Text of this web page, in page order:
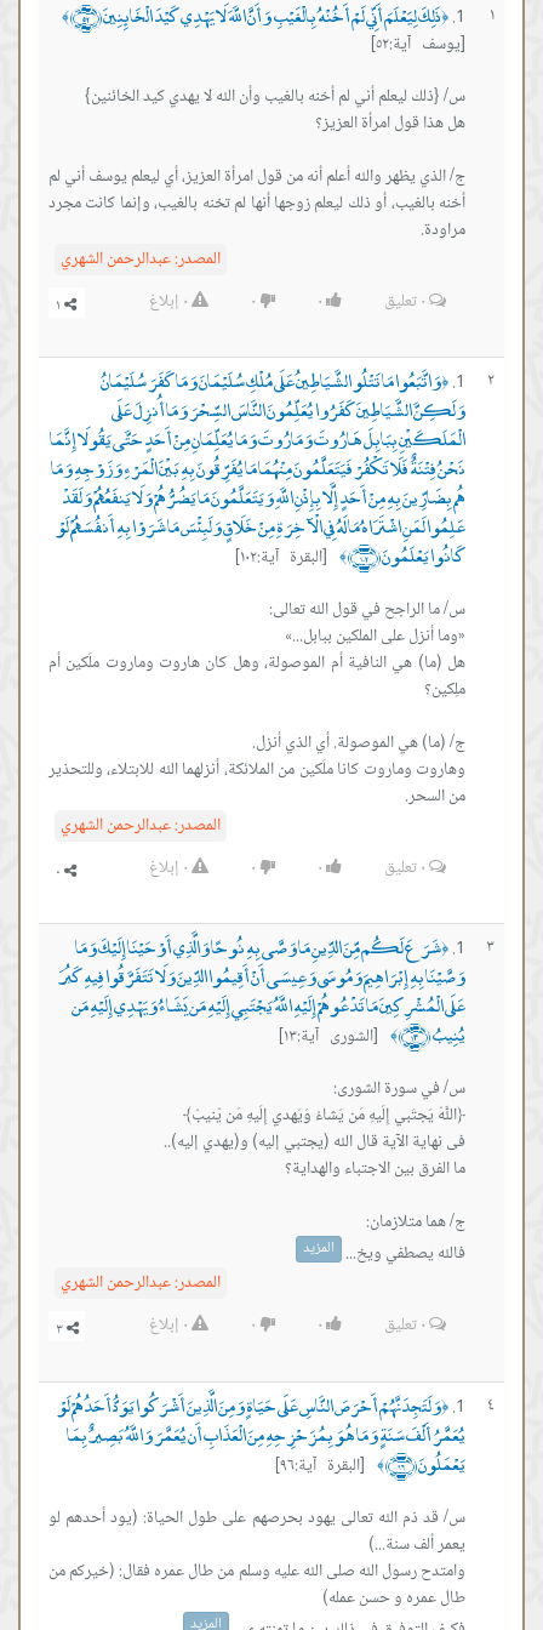
١ ﴿ذَلِكَ لِيَعْلَمَ أَنِّي لَمْ أَخُنْهُ بِالْغَيْبِ وَأَنَّ اللَّهَ لَا يَهْدِي كَيْدَ الْخَائِنِينَ ﴿٥٢﴾ ﴾
[يوسف آية:٥٢]
ج/ الذي يظهر والله أعلم أنه من قول امرأة العزيز، أي ليعلم يوسف أني لم
أخنه بالغيب، أو ذلك ليعلم زوجها أنها لم تخنه بالغيب، وإنما كانت مجرد
مراودة.
المصدر:عبدالرحمن الشهري
٠تعليق ٠ ٠ ٠ إبلاغ
٢ ﴿وَاتَّبَعُوا مَا تَتْلُو الشَّيَاطِينُ عَلَى مُلْكِ سُلَيْمَانَ وَمَا كَفَرَ سُلَيْمَانُ
وَلَكِنَّ الشَّيَاطِينَ كَفَرُوا يُعَلِّمُونَ النَّاسَ السِّحْرَ وَمَا أُنزِلَ عَلَى
الْمَلَكَيْنِ بِبَابِلَ هَارُوتَ وَمَارُوتَ وَمَا يُعَلِّمَانِ مِنْ أَحَدٍ حَتَّى يَقُولَا إِنَّمَا
نَحْنُ فِتْنَةٌ فَلَا تَكْفُرْ فَيَتَعَلَّمُونَ مِنْهُمَا مَا يُفَرِّقُونَ بِهِ بَيْنَ الْمَرْءِ وَزَوْجِهِ وَمَا
هُم بِضَارِّينَ بِهِ مِنْ أَحَدٍ إِلَّا بِإِذْنِ اللَّهِ وَيَتَعَلَّمُونَ مَا يَضُرُّهُمْ وَلَا يَنفَعُهُمْ وَلَقَدْ
عَلِمُوا لَمَنِ اشْتَرَاهُ مَا لَهُ فِي الْآخِرَةِ مِنْ خَلَاقٍ وَلَبِئْسَ مَا شَرَوْا بِهِ أَنفُسَهُمْ لَوْ
كَانُوا يَعْلَمُونَ ﴿١٠٢﴾ ﴾
[البقرة آية:١٠٢]
هل (ما) هي النافية أم الموصولة، وهل كان هاروت وماروت ملَكين أم
وهاروت وماروت كانا ملَكين من الملائكة، أنزلهما الله للابتلاء، وللتحذير
من السحر.
المصدر:عبدالرحمن الشهري
٠تعليق ٠ ٠ ٠ إبلاغ
٣ ﴿شَرَعَ لَكُم مِّنَ الدِّينِ مَا وَصَّى بِهِ نُوحًا وَالَّذِي أَوْحَيْنَا إِلَيْكَ وَمَا
وَصَّيْنَا بِهِ إِبْرَاهِيمَ وَمُوسَى وَعِيسَى أَنْ أَقِيمُوا الدِّينَ وَلَا تَتَفَرَّقُوا فِيهِ كَبُرَ
عَلَى الْمُشْرِكِينَ مَا تَدْعُوهُمْ إِلَيْهِ اللَّهُ يَجْتَبِي إِلَيْهِ مَن يَشَاءُ وَيَهْدِي إِلَيْهِ مَن
يُنِيبُ ﴿١٣﴾ ﴾
[الشورى آية:١٣]
فالله يصطفي ويخ... المزيد
المصدر:عبدالرحمن الشهري
٠تعليق ٠ ٠ ٠ إبلاغ
٤ ﴿وَلَتَجِدَنَّهُمْ أَحْرَصَ النَّاسِ عَلَى حَيَاةٍ وَمِنَ الَّذِينَ أَشْرَكُوا يَوَدُّ أَحَدُهُمْ لَوْ
يُعَمَّرُ أَلْفَ سَنَةٍ وَمَا هُوَ بِمُزَحْزِحِهِ مِنَ الْعَذَابِ أَن يُعَمَّرَ وَاللَّهُ بَصِيرٌ بِمَا
يَعْمَلُونَ ﴿٩٦﴾ ﴾
[البقرة آية:٩٦]
س/ قد ذم الله تعالى يهود بحرصهم على طول الحياة: (يود أحدهم لو
وامتدح رسول الله صلى الله عليه وسلم من طال عمره فقال: (خيركم من
المزيد